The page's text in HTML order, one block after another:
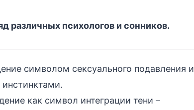
различных психологов и сонников.
символом сексуального подавления и
инстинктами.
как символ интеграции тени –